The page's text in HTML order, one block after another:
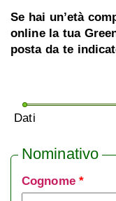
Se hai un’età
online la tua
posta da te
Dati
Nominativo
Cognome*